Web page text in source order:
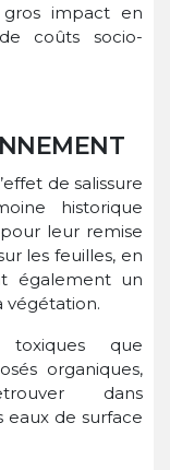
impact en
coûts socio-
de salissure
historique
leur remise
les feuilles, en
également un
végétation.
que
organiques,
dans
eaux de surface